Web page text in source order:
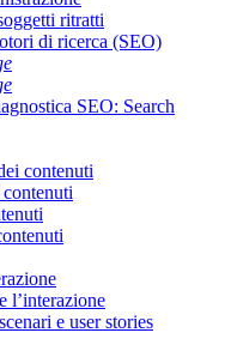
ritratti
di ricerca (SEO)
SEO: Search
contenuti
l’interazione
e user stories